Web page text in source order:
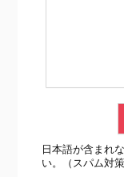
日本語が含まれ
い。（スパム対策